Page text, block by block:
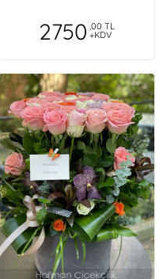
2750 ,00 TL
+KDV